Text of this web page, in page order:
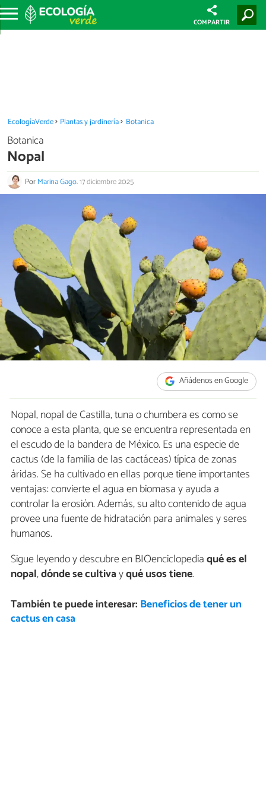
COMPARTIR
EcologíaVerde Plantas y jardinería Botanica
Botanica
Nopal
PorMarina Gago.17 diciembre 2025
Añádenos en Google
Nopal, nopal de Castilla, tuna o chumbera es como se
conoce a esta planta, que se encuentra representada en
el escudo de la bandera de México. Es una especie de
cactus (de la familia de las cactáceas) típica de zonas
áridas. Se ha cultivado en ellas porque tiene importantes
ventajas: convierte el agua en biomasa y ayuda a
controlar la erosión. Además, su alto contenido de agua
provee una fuente de hidratación para animales y seres
humanos.
Sigue leyendo y descubre en BIOenciclopediaqué es el
nopal,dónde se cultivayqué usos tiene.
También te puede interesar: Beneficios de tener un
cactus en casa